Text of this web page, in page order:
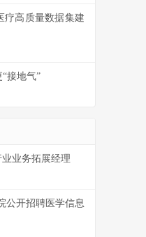
疗高质量数据集建
接地气”
业务拓展经理
公开招聘医学信息